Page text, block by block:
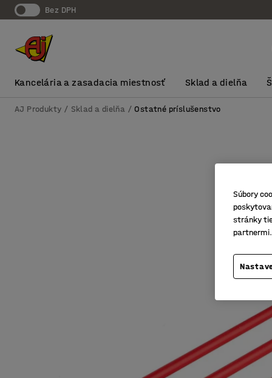
Bez DPH
Kancelária a zasadacia miestnosť Sklad a dielňa
AJ Produkty Sklad a dielňa Ostatné príslušenstvo
Súbory
stránky
partnermi.